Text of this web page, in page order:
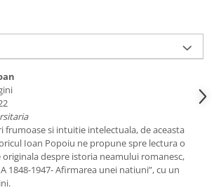
- editii
frumoase si intuitie intelectuala, de aceasta
Ioan Popoiu ne propune spre lectura o
despre istoria neamului romanesc,
1848-1947- Afirmarea unei natiuni”, cu un